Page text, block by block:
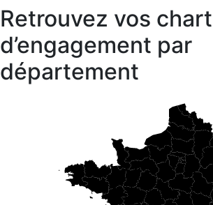
Retrouvez vos
d’engagement par
département